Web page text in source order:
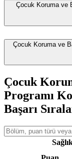
Çocuk Koruma ve
Çocuk Koruma ve
Çocuk
Programı
Başarı